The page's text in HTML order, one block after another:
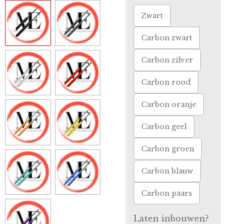
Zwart
Carbon zwart
Carbon zilver
Carbon rood
Carbon oranje
Carbon geel
Carbon groen
Carbon blauw
Carbon paars
Laten inbouwen?